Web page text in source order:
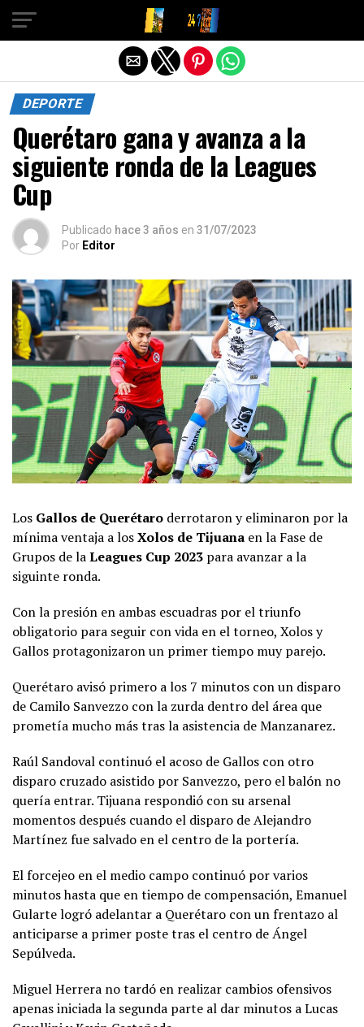
DEPORTE
Querétaro gana y avanza a la
siguiente ronda de la Leagues
Cup
Publicado hace 3 años en 31/07/2023
Por Editor
Los Gallos de Querétaro derrotaron y eliminaron por la
mínima ventaja a losXolos de Tijuana en la Fase de
Grupos de laLeagues Cup 2023 para avanzar a la
siguinte ronda.
Con la presión en ambas escuadras por el triunfo
obligatorio para seguir con vida en el torneo, Xolos y
Gallos protagonizaron un primer tiempo muy parejo.
Querétaro avisó primero a los 7 minutos con un disparo
de Camilo Sanvezzo con la zurda dentro del área que
prometía mucho más tras la asistencia de Manzanarez.
Raúl Sandoval continuó el acoso de Gallos con otro
disparo cruzado asistido por Sanvezzo, pero el balón no
quería entrar. Tijuana respondió con su arsenal
momentos después cuando el disparo de Alejandro
Martínez fue salvado en el centro de la portería.
El forcejeo en el medio campo continuó por varios
minutos hasta que en tiempo de compensación, Emanuel
Gularte logró adelantar a Querétaro con un frentazo al
anticiparse a primer poste tras el centro de Ángel
Sepúlveda.
Miguel Herrera no tardó en realizar cambios ofensivos
apenas iniciada la segunda parte al dar minutos a Lucas
Salir de la versión móvil